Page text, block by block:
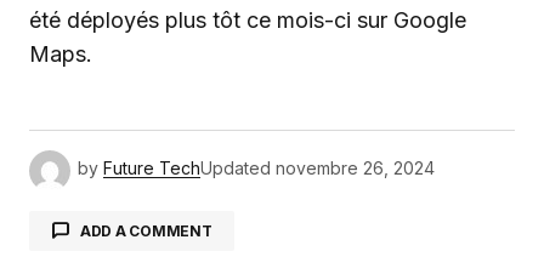
été déployés plus tôt ce mois-ci sur Google
Maps.
by Future TechUpdated novembre 26, 2024
ADD A COMMENT